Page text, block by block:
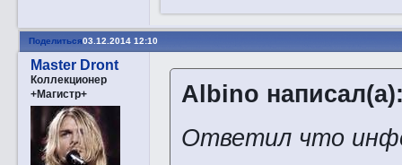
Поделиться03.12.2014 12:10
Master Dront
Коллекционер
+Магистр+
Albino
Ответил что